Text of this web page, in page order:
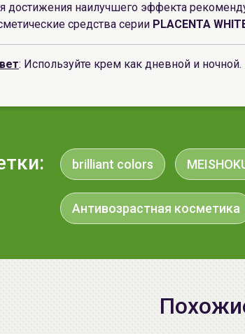
достижения наилучшего эффекта
средства серии PLACENTA
: Используйте крем как дневной и ночной.
brilliant colors
Антивозрастная косметика